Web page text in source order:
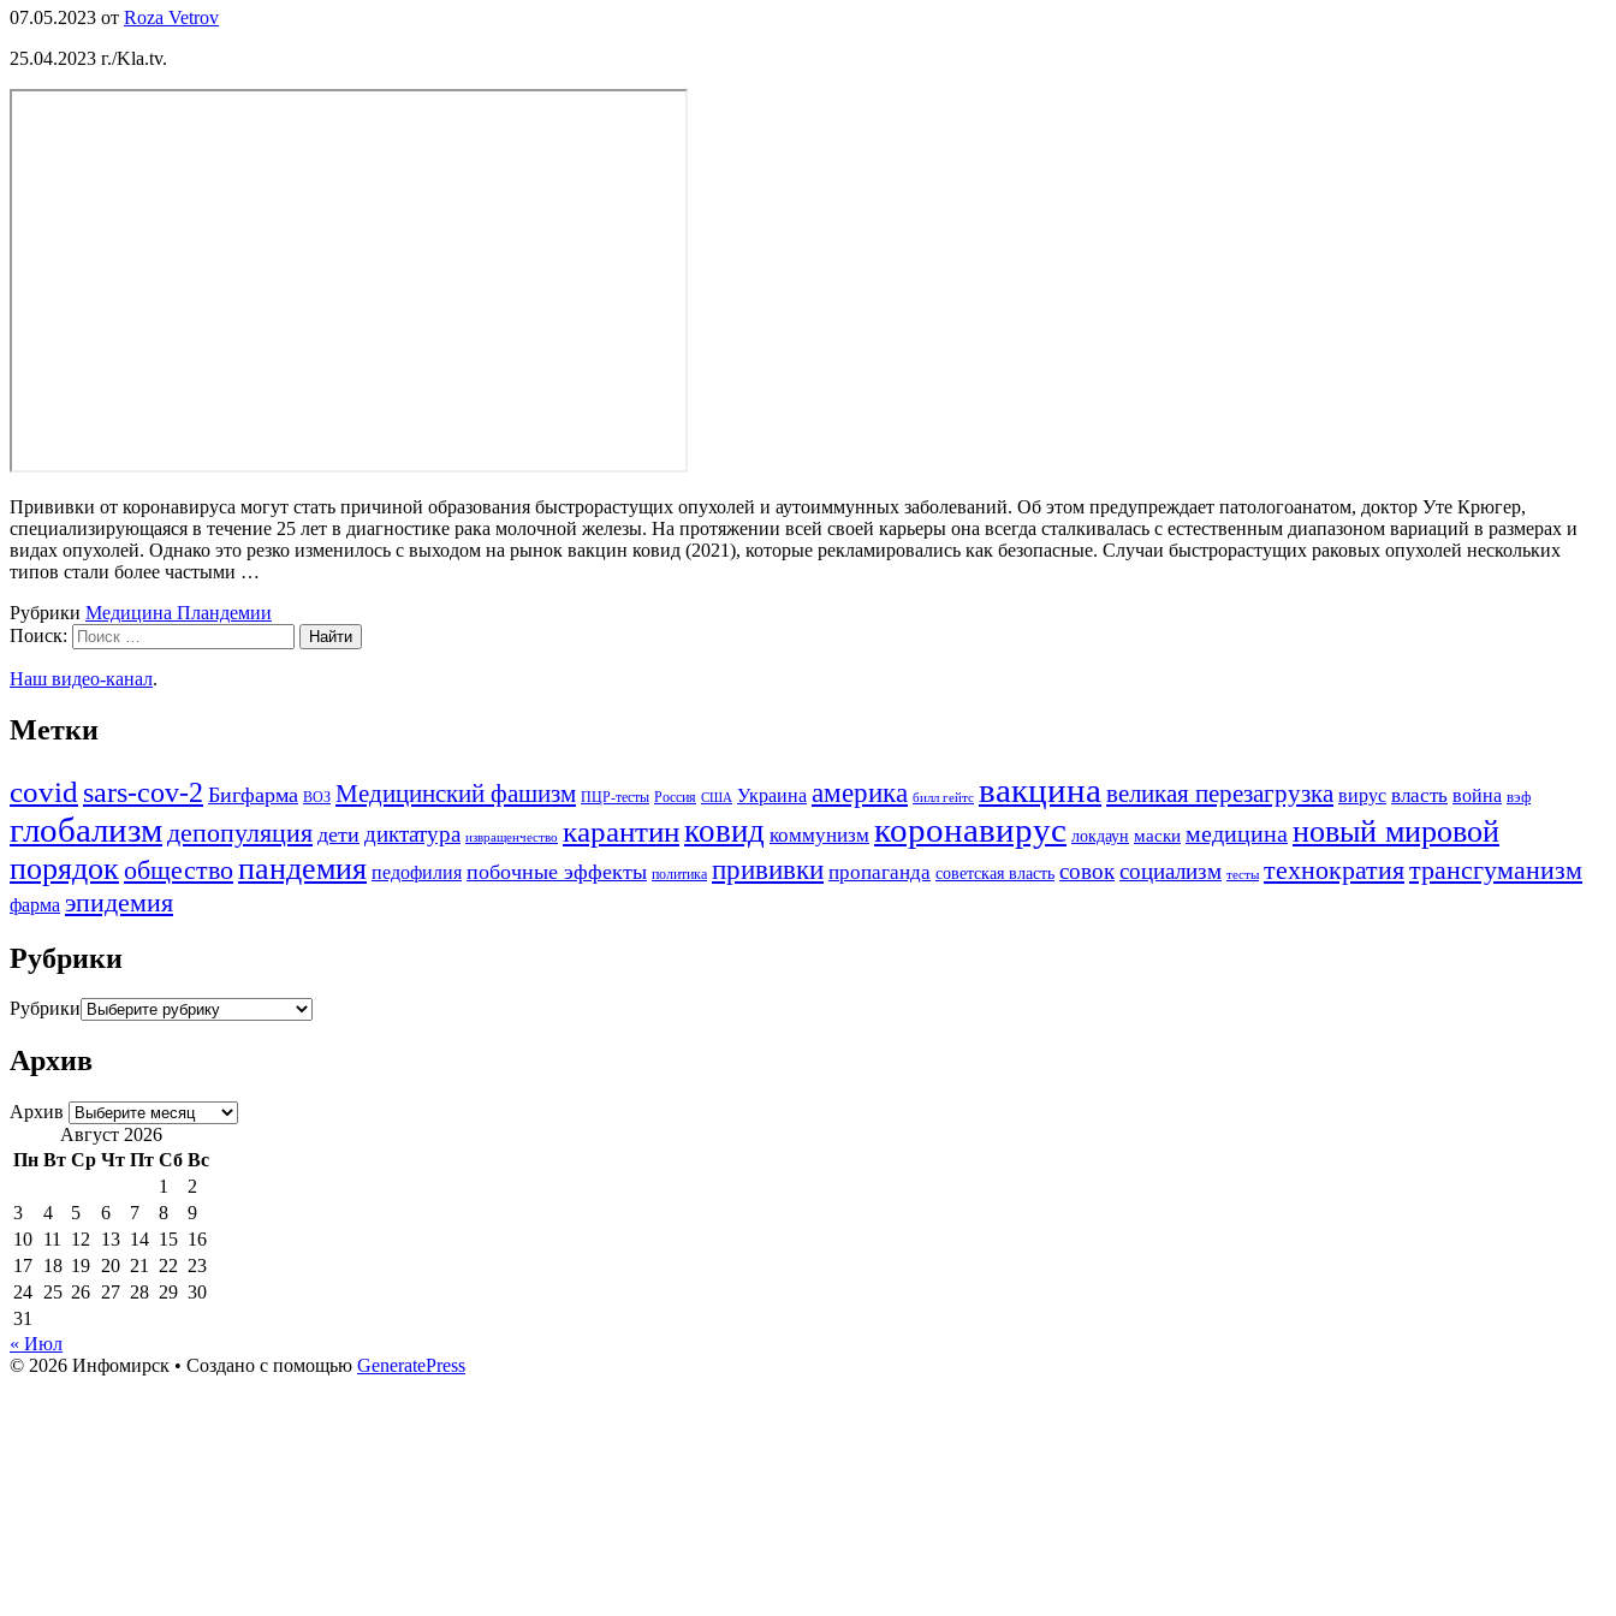
07.05.2023 от Roza Vetrov
25.04.2023 г./Kla.tv.
Прививки от коронавируса могут стать причиной образования быстрорастущих опухолей и аутоиммунных заболеваний. Об этом предупреждает патологоанатом, доктор Уте Крюгер,
специализирующаяся в течение 25 лет в диагностике рака молочной железы. На протяжении всей своей карьеры она всегда сталкивалась с естественным диапазоном вариаций в размерах и
видах опухолей. Однако это резко изменилось с выходом на рынок вакцин ковид (2021), которые рекламировались как безопасные. Случаи быстрорастущих раковых опухолей нескольких
типов стали более частыми …
Рубрики Медицина Пландемии
Поиск:
Наш видео-канал.
Метки
covid sars-cov-2 Бигфарма ВОЗ Медицинский фашизм ПЦР-тесты Россия США Украина америка билл гейтс вакцина великая перезагрузка вирус власть война вэф
глобализм депопуляция дети диктатура извращенчество карантинковид коммунизм коронавирус локдаун маски медицина новый мировой
порядок обществопандемия педофилия побочные эффекты политика прививки пропаганда советская власть совоксоциализм тесты технократиятрансгуманизм
фарма эпидемия
Рубрики
Рубрики
Архив
Архив
Август 2026
Пн Вт Ср Чт Пт Сб Вс
1
2
3
4 5 6 7 8
9
10 11 12 13 14 15 16
17 18 19 20 21 22 23
24 25 26 27 28 29 30
31
« Июл
© 2026 Инфомирск • Создано с помощью GeneratePress